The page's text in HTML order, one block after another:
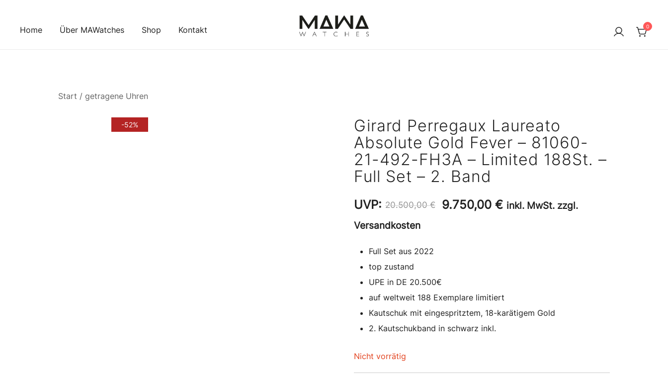
springenHome Über MAWatches Shop Kontakt 0
Start / getragene Uhren
-52%
Girard Perregaux Laureato
Absolute Gold Fever – 81060-
21-492-FH3A – Limited 188St. –
Full Set – 2. Band
UVP: 20.500,00€
Ursprünglicher
9.750,00 €Aktueller
inkl. MwSt. zzgl.
Versandkosten
Full Set aus 2022
top zustand
UPE in DE 20.500€
auf weltweit 188 Exemplare limitiert
Kautschuk mit eingespritztem, 18-karätigem Gold
2. Kautschukband in schwarz inkl.
Nicht vorrätig